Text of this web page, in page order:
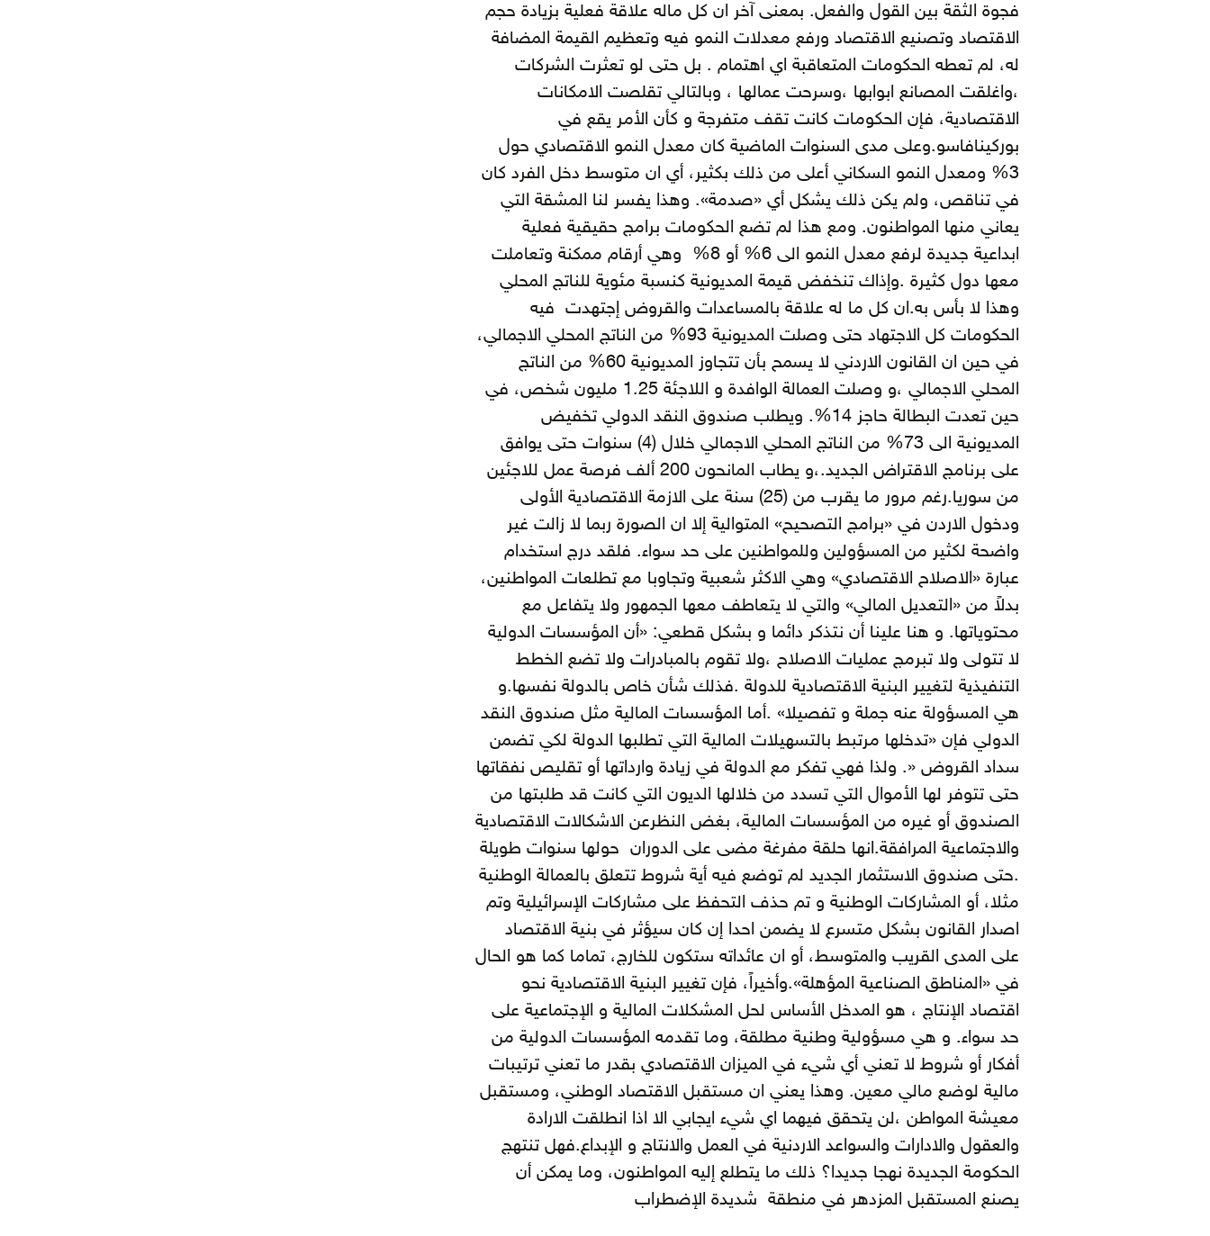
فجوة الثقة بين القول والفعل. بمعنى آخر ان كل ماله علاقة فعلية بزيادة حجم
الاقتصاد وتصنيع الاقتصاد ورفع معدلات النمو فيه وتعظيم القيمة المضافة
له، لم تعطه الحكومات المتعاقبة اي اهتمام . بل حتى لو تعثرت الشركات
،واغلقت المصانع ابوابها ،وسرحت عمالها ، وبالتالي تقلصت الامكانات
الاقتصادية، فإن الحكومات كانت تقف متفرجة و كأن الأمر يقع في
بوركينافاسو. وعلى مدى السنوات الماضية كان معدل النمو الاقتصادي حول
3% ومعدل النمو السكاني أعلى من ذلك بكثير، أي ان متوسط دخل الفرد كان
في تناقص، ولم يكن ذلك يشكل أي «صدمة». وهذا يفسر لنا المشقة التي
يعاني منها المواطنون. ومع هذا لم تضع الحكومات برامج حقيقية فعلية
ابداعية جديدة لرفع معدل النمو الى 6% أو 8% وهي أرقام ممكنة وتعاملت
معها دول كثيرة .وإذاك تنخفض قيمة المديونية كنسبة مئوية للناتج المحلي
وهذا لا بأس به. ان كل ما له علاقة بالمساعدات والقروض إجتهدت فيه
الحكومات كل الاجتهاد حتى وصلت المديونية 93% من الناتج المحلي الاجمالي،
في حين ان القانون الاردني لا يسمح بأن تتجاوز المديونية 60% من الناتج
المحلي الاجمالي ،و وصلت العمالة الوافدة و اللاجئة 1.25 مليون شخص، في
حين تعدت البطالة حاجز 14%. ويطلب صندوق النقد الدولي تخفيض
المديونية الى 73% من الناتج المحلي الاجمالي خلال (4) سنوات حتى يوافق
على برنامج الاقتراض الجديد.،و يطاب المانحون 200 ألف فرصة عمل للاجئين
من سوريا. رغم مرور ما يقرب من (25) سنة على الازمة الاقتصادية الأولى
ودخول الاردن في «برامج التصحيح» المتوالية إلا ان الصورة ربما لا زالت غير
واضحة لكثير من المسؤولين وللمواطنين على حد سواء. فلقد درج استخدام
عبارة «الاصلاح الاقتصادي» وهي الاكثر شعبية وتجاوبا مع تطلعات المواطنين،
بدلاً من «التعديل المالي» والتي لا يتعاطف معها الجمهور ولا يتفاعل مع
محتوياتها. و هنا علينا أن نتذكر دائما و بشكل قطعي: «أن المؤسسات الدولية
لا تتولى ولا تبرمج عمليات الاصلاح ،ولا تقوم بالمبادرات ولا تضع الخطط
التنفيذية لتغيير البنية الاقتصادية للدولة .فذلك شأن خاص بالدولة نفسها.و
هي المسؤولة عنه جملة و تفصيلا» .أما المؤسسات المالية مثل صندوق النقد
الدولي فإن «تدخلها مرتبط بالتسهيلات المالية التي تطلبها الدولة لكي تضمن
سداد القروض «. ولذا فهي تفكر مع الدولة في زيادة وارداتها أو تقليص نفقاتها
حتى تتوفر لها الأموال التي تسدد من خلالها الديون التي كانت قد طلبتها من
الصندوق أو غيره من المؤسسات المالية، بغض النظرعن الاشكالات الاقتصادية
والاجتماعية المرافقة. انها حلقة مفرغة مضى على الدوران حولها سنوات طويلة
.حتى صندوق الاستثمار الجديد لم توضع فيه أية شروط تتعلق بالعمالة الوطنية
مثلا، أو المشاركات الوطنية و تم حذف التحفظ على مشاركات الإسرائيلية وتم
اصدار القانون بشكل متسرع لا يضمن احدا إن كان سيؤثر في بنية الاقتصاد
على المدى القريب والمتوسط، أو ان عائداته ستكون للخارج، تماما كما هو الحال
في «المناطق الصناعية المؤهلة». وأخيراً، فإن تغيير البنية الاقتصادية نحو
اقتصاد الإنتاج ، هو المدخل الأساس لحل المشكلات المالية و الإجتماعية على
حد سواء. و هي مسؤولية وطنية مطلقة، وما تقدمه المؤسسات الدولية من
أفكار أو شروط لا تعني أي شيء في الميزان الاقتصادي بقدر ما تعني ترتيبات
مالية لوضع مالي معين. وهذا يعني ان مستقبل الاقتصاد الوطني، ومستقبل
معيشة المواطن ،لن يتحقق فيهما اي شيء ايجابي الا اذا انطلقت الارادة
والعقول والادارات والسواعد الاردنية في العمل والانتاج و الإبداع.فهل تنتهج
الحكومة الجديدة نهجا جديدا؟ ذلك ما يتطلع إليه المواطنون، وما يمكن أن
يصنع المستقبل المزدهر في منطقة شديدة الإضطراب